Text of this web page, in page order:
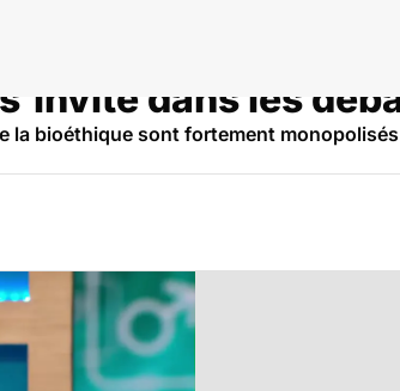
dans les
la bioéthique sont fortement